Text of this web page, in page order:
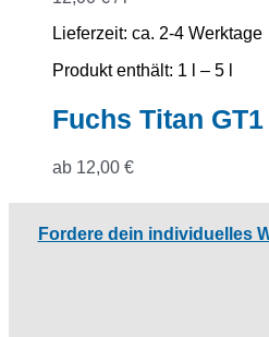
Lieferzeit: ca. 2-4 Werktage
Produkt enthält: 1
– 5
Fuchs Titan
ab 12,00 €
Fordere dein individuelles